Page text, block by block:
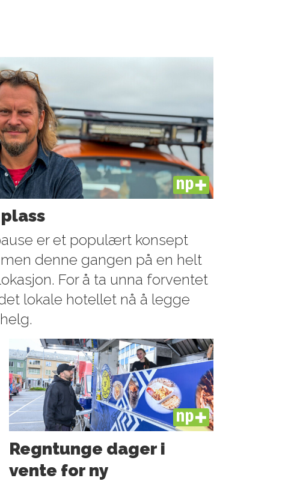
PLUS
er et populært konsept
denne gangen på en helt
For å ta unna forventet
lokale hotellet nå å legge
PLUS
Regntunge dager i
vente for ny